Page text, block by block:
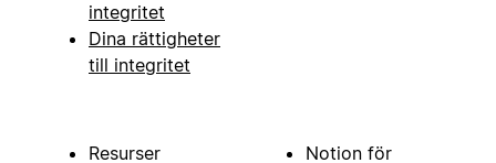
integritet
Dina rättigheter
till integritet
Resurser Notion för